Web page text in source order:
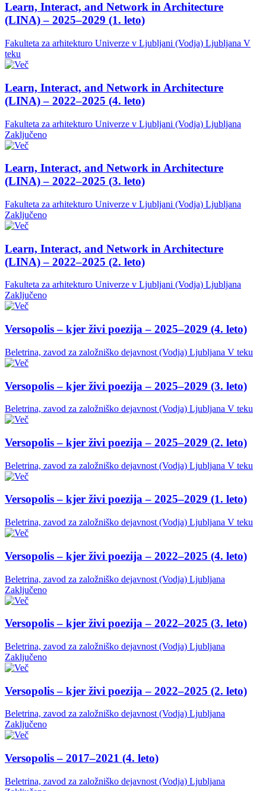
Learn, Interact, and Network in Architecture
(LINA) – 2025–2029 (1. leto)
Fakulteta za arhitekturo Univerze v Ljubljani (Vodja) Ljubljana V
teku
Learn, Interact, and Network in Architecture
(LINA) – 2022–2025 (4. leto)
Fakulteta za arhitekturo Univerze v Ljubljani (Vodja) Ljubljana
Zaključeno
Learn, Interact, and Network in Architecture
(LINA) – 2022–2025 (3. leto)
Fakulteta za arhitekturo Univerze v Ljubljani (Vodja) Ljubljana
Zaključeno
Learn, Interact, and Network in Architecture
(LINA) – 2022–2025 (2. leto)
Fakulteta za arhitekturo Univerze v Ljubljani (Vodja) Ljubljana
Zaključeno
Versopolis – kjer živi poezija – 2025–2029 (4. leto)
Beletrina, zavod za založniško dejavnost (Vodja) Ljubljana V teku
Versopolis – kjer živi poezija – 2025–2029 (3. leto)
Beletrina, zavod za založniško dejavnost (Vodja) Ljubljana V teku
Versopolis – kjer živi poezija – 2025–2029 (2. leto)
Beletrina, zavod za založniško dejavnost (Vodja) Ljubljana V teku
Versopolis – kjer živi poezija – 2025–2029 (1. leto)
Beletrina, zavod za založniško dejavnost (Vodja) Ljubljana V teku
Versopolis – kjer živi poezija – 2022–2025 (4. leto)
Beletrina, zavod za založniško dejavnost (Vodja) Ljubljana
Zaključeno
Versopolis – kjer živi poezija – 2022–2025 (3. leto)
Beletrina, zavod za založniško dejavnost (Vodja) Ljubljana
Zaključeno
Versopolis – kjer živi poezija – 2022–2025 (2. leto)
Beletrina, zavod za založniško dejavnost (Vodja) Ljubljana
Zaključeno
Versopolis – 2017–2021 (4. leto)
Beletrina, zavod za založniško dejavnost (Vodja) Ljubljana